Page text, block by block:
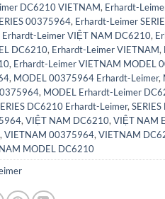
DC6210 VIETNAM, Erhardt-
00375964, Erhardt-Leimer
Erhardt-Leimer VIỆT NAM DC6210,
DC6210, Erhardt-Leimer VIETNAM,
, Erhardt-Leimer VIETNAM MODEL
, MODEL 00375964 Erhardt-Leimer,
, MODEL Erhardt-Leimer
DC6210 Erhardt-Leimer,
, VIỆT NAM DC6210, VIỆT NAM
, VIETNAM 00375964, VIETNAM
MODEL DC6210